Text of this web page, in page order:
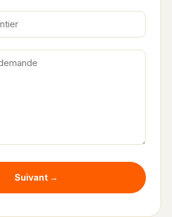
Suivant →